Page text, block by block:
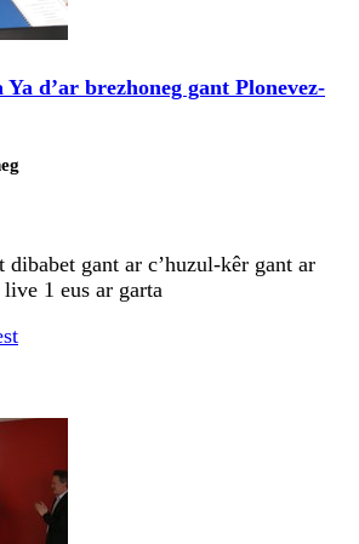
d’ar brezhoneg gant Plonevez-
dibabet gant ar c’huzul-kêr gant ar
1 eus ar garta